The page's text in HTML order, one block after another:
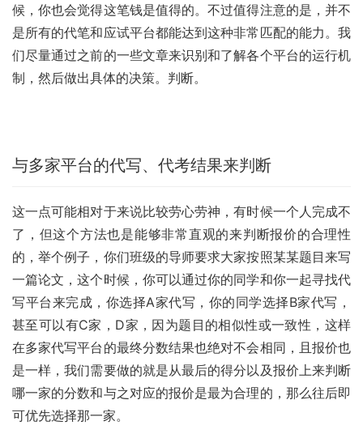
候，你也会觉得这笔钱是值得的。不过值得注意的是，并不
是所有的代笔和应试平台都能达到这种非常匹配的能力。我
们尽量通过之前的一些文章来识别和了解各个平台的运行机
制，然后做出具体的决策。判断。
与多家平台的代写、代考结果来判断
这一点可能相对于来说比较劳心劳神，有时候一个人完成不
了，但这个方法也是能够非常直观的来判断报价的合理性
的，举个例子，你们班级的导师要求大家按照某某题目来写
一篇论文，这个时候，你可以通过你的同学和你一起寻找代
写平台来完成，你选择A家代写，你的同学选择B家代写，
甚至可以有C家，D家，因为题目的相似性或一致性，这样
在多家代写平台的最终分数结果也绝对不会相同，且报价也
是一样，我们需要做的就是从最后的得分以及报价上来判断
哪一家的分数和与之对应的报价是最为合理的，那么往后即
可优先选择那一家。